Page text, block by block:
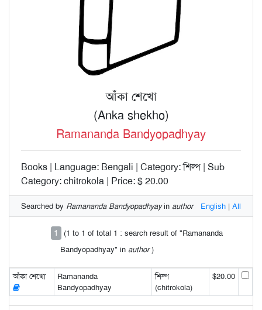
আঁকা শেখো
(Anka shekho)
Ramananda Bandyopadhyay
Books | Language: Bengali | Category: শিল্প | Sub
Category: chitrokola | Price: $ 20.00
Searched by Ramananda Bandyopadhyayin author English | All
1
(1 to 1 of total 1 : search result of "Ramananda
Bandyopadhyay" in author)
আঁকা শেখো
Ramananda
Bandyopadhyay
শিল্প
(chitrokola)
$20.00